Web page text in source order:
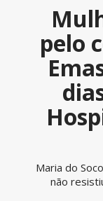
pelo
Maria do
não